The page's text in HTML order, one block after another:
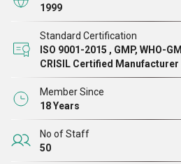
1999
Standard Certification
ISO 9001-2015 , GMP, WHO-
CRISIL Certified Manufacturer
Member Since
18 Years
No of Staff
50